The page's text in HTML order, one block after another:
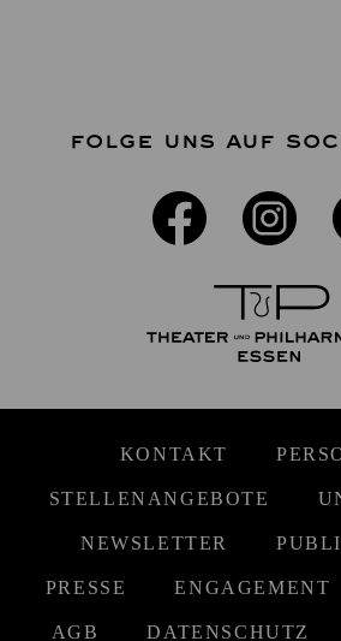
FOLGE UNS AUF
KONTAKT
STELLENANGEBOTE
NEWSLETTER
PRESSE ENGAGEMENT
AGB DATENSCHUTZ